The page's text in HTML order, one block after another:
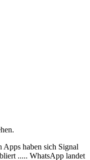
Apps haben sich Signal
..... WhatsApp landet